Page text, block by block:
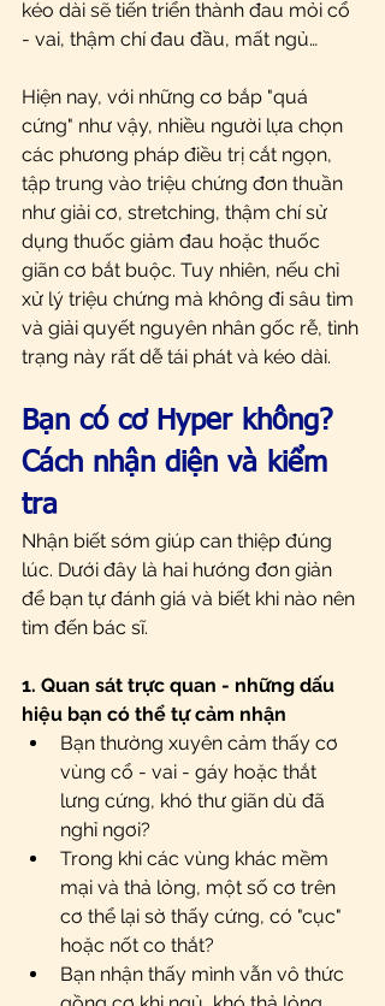
kéo dài sẽ tiến triển thành đau mỏi cổ
- vai, thậm chí đau đầu, mất ngủ…
Hiện nay, với những cơ bắp "quá
cứng" như vậy, nhiều người lựa chọn
các phương pháp điều trị cắt ngọn,
tập trung vào triệu chứng đơn thuần
như giải cơ, stretching, thậm chí sử
dụng thuốc giảm đau hoặc thuốc
giãn cơ bắt buộc. Tuy nhiên, nếu chỉ
xử lý triệu chứng mà không đi sâu tìm
và giải quyết nguyên nhân gốc rễ, tình
trạng này rất dễ tái phát và kéo dài.
Bạn có cơ Hyper không?
Cách nhận diện và kiểm
tra
Nhận biết sớm giúp can thiệp đúng
lúc. Dưới đây là hai hướng đơn giản
để bạn tự đánh giá và biết khi nào nên
tìm đến bác sĩ.
1. Quan sát trực quan - những dấu
hiệu bạn có thể tự cảm nhận
Bạn thường xuyên cảm thấy cơ
vùng cổ - vai - gáy hoặc thắt
lưng cứng, khó thư giãn dù đã
nghỉ ngơi?
Trong khi các vùng khác mềm
mại và thả lỏng, một số cơ trên
cơ thể lại sờ thấy cứng, có "cục"
hoặc nốt co thắt?
Bạn nhận thấy mình vẫn vô thức